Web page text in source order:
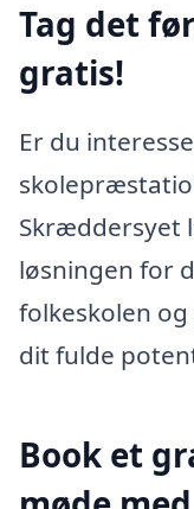
Tag det
gratis!
Er du
Skræddersyet
løsningen for
folkeskolen
dit fulde
Book et